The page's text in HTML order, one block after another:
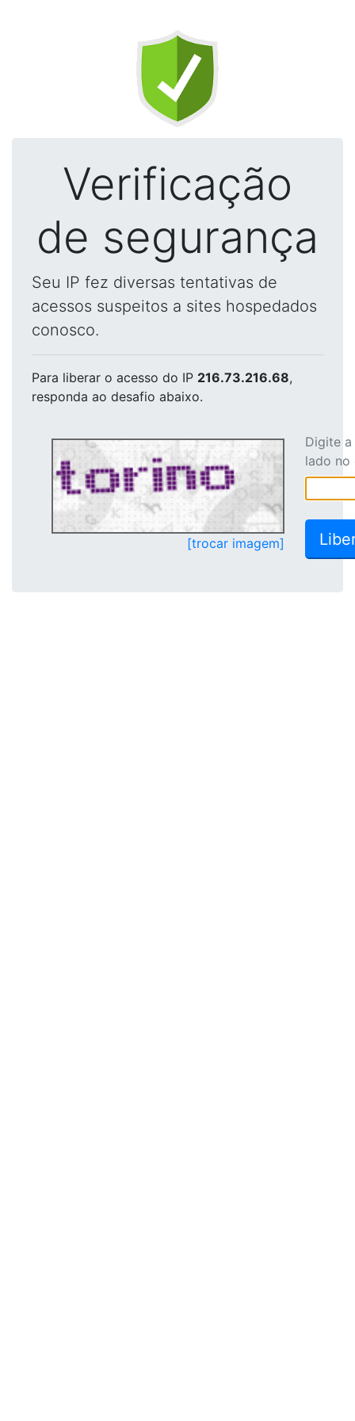
Verificação
de segurança
Seu IP fez diversas tentativas de
acessos suspeitos a sites hospedados
conosco.
Para liberar o acesso do IP 216.73.216.68,
responda ao desafio abaixo.
[trocar imagem]
Digite
lado no